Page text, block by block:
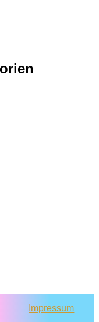
Impressum